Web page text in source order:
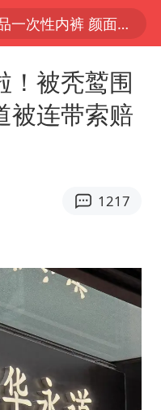
夏日限定体验
四川宜宾市珙县发生3.4级地震
台风白海豚闭眼浙江上海处于危险半圆
网约车司机充电时猝死保险拒赔
宋致远被查
刘浩存百花奖开幕式红裙起舞
被秃鹫围
被连带索赔
1217